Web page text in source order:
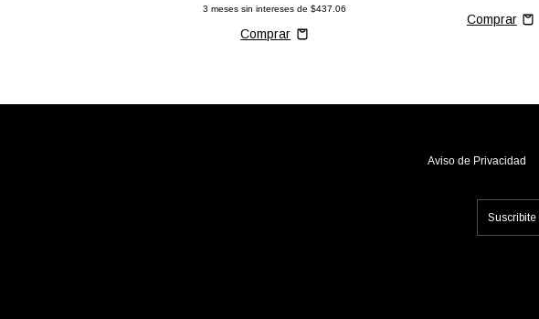
3 meses sin intereses de$437.06
Aviso de Privacidad